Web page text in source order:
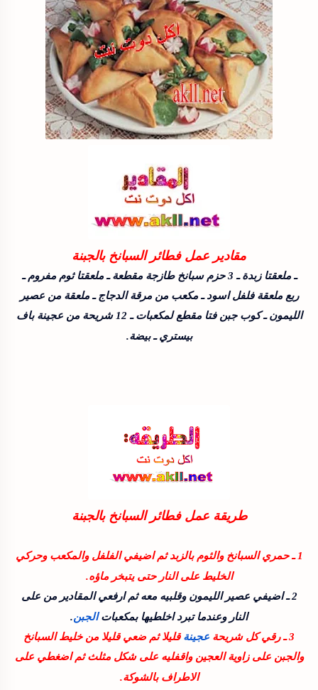
مقادير عمل فطائر السبانخ بالجبنة
ـ ملعقتا زبدة ـ 3 حزم سبانخ طازجة مقطعة ـ ملعقتا ثوم مفروم ـ
ربع ملعقة فلفل اسود ـ مكعب من مرقة الدجاج ـ ملعقة من عصير
الليمون ـ كوب جبن فتا مقطع لمكعبات ـ 12 شريحة من عجينة باف
بيستري ـ بيضة.
طريقة عمل فطائر السبانخ بالجبنة
1 ـ حمري السبانخ والثوم بالزبد ثم اضيفي الفلفل والمكعب وحركي
الخليط على النار حتى يتبخر ماؤه.
2 ـ اضيفي عصير الليمون وقلبيه معه ثم ارفعي المقادير من على
النار وعندما تبرد اخلطيها بمكعباتالجبن.
3 ـ رقي كل شريحة
عجينة قليلا ثم ضعي قليلا من خليط السبانخ
والجبن على زاوية العجين واقفليه على شكل مثلث ثم اضغطي على
الاطراف بالشوكة.